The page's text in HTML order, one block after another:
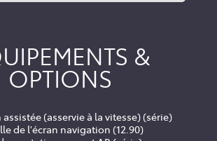
&
OPTIONS
(asservie à la vitesse) (série)
de l'écran navigation (12.90)